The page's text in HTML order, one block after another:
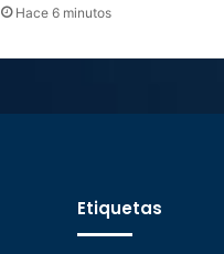
Hace 6 minutos
Etiquetas